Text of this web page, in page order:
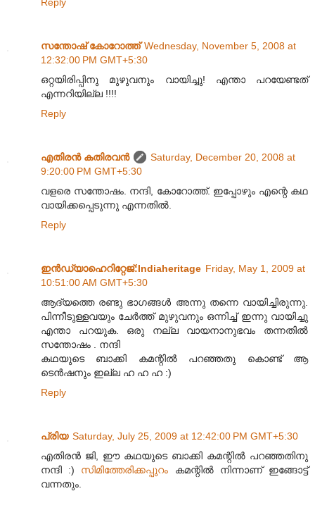
സന്തോഷ്‌ കോറോത്ത് Wednesday, November 5, 2008 at
12:32:00 PM GMT+5:30
ഒറ്റയിരിപ്പിനു മുഴുവനും വായിച്ചു! എന്താ പറയേണ്ടത്
എന്നറിയില്ല !!!!
Reply
എതിരന്‍ കതിരവന്‍
Saturday, December 20, 2008 at
9:20:00 PM GMT+5:30
വളരെ സന്തോഷം. നന്ദി, കോറോത്ത്. ഇപ്പോഴും എന്റെ കഥ
വായിക്കപ്പെടുന്നു എന്നതിൽ.
Reply
ഇന്‍ഡ്യാഹെറിറ്റേജ്‌:Indiaheritage Friday, May 1, 2009 at
10:51:00 AM GMT+5:30
ആദ്യത്തെ രണ്ടു ഭാഗങ്ങള്‍ അന്നു തന്നെ വായിച്ചിരുന്നു.
പിന്നീടുള്ളവയും ചേര്‍ത്ത്‌ മുഴുവനും ഒന്നിച്ച്‌ ഇന്നു വായിച്ചു
എന്താ പറയുക. ഒരു നല്ല വായനാനുഭവം തന്നതില്‍
സന്തോഷം . നന്ദി
കഥയുടെ ബാക്കി കമന്റില്‍ പറഞ്ഞതു കൊണ്ട്‌ ആ
ടെന്‍ഷനും ഇല്ല ഹ ഹ ഹ :)
Reply
പ്രിയ Saturday, July 25, 2009 at 12:42:00 PM GMT+5:30
എതിരന്‍ ജി, ഈ കഥയുടെ ബാക്കി കമന്റില്‍ പറഞ്ഞതിനു
നന്ദി :) സിമിത്തേരിക്കപ്പുറം കമന്റില്‍ നിന്നാണ് ഇങ്ങോട്ട്
വന്നതും.